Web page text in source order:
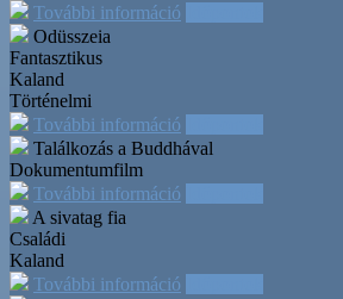
További információ
Odüsszeia
Fantasztikus
Kaland
Történelmi
További információ
Találkozás a Buddhával
Dokumentumfilm
További információ
A sivatag fia
Családi
Kaland
További információ